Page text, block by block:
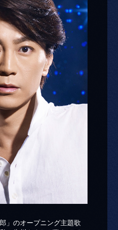
」のオープニング主題歌